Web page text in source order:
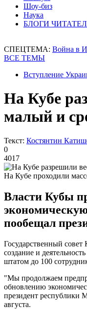
Шоу-биз
Наука
БЛОГИ
СПЕЦТЕМА: Война в
ВСЕ ТЕМЫ
Вступление
На Кубе
малый и
Текст: Костянтин
0
4017
На Кубе проходили
Власти Кубы
пообещал
Государственный
создание и
штатом до 100
"Мы продолжаем
обновлению
президент республики
августа.